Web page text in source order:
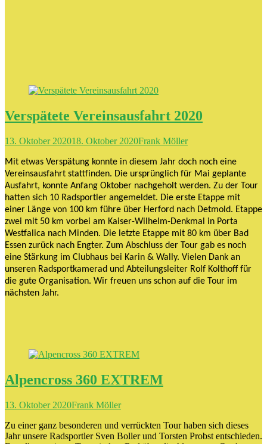
Verspätete Vereinsausfahrt 2020
13. Oktober 202018. Oktober 2020Frank Möller
Mit etwas Verspätung konnte in diesem Jahr doch noch eine
Vereinsausfahrt stattfinden. Die ursprünglich für Mai geplante
Ausfahrt, konnte Anfang Oktober nachgeholt werden. Zu der Tour
hatten sich 10 Radsportler angemeldet. Die erste Etappe mit
einer Länge von 100 km führe über Herford nach Detmold. Etappe
zwei mit 50 km vorbei am Kaiser-Wilhelm-Denkmal in Porta
Westfalica nach Minden. Die letzte Etappe mit 80 km über Bad
Essen zurück nach Engter. Zum Abschluss der Tour gab es noch
eine Stärkung im Clubhaus bei Karin & Wally. Vielen Dank an
unseren Radsportkamerad und Abteilungsleiter Rolf Kolthoff für
die gute Organisation. Wir freuen uns schon auf die Tour im
nächsten Jahr.
Alpencross 360 EXTREM
13. Oktober 2020Frank Möller
Zu einer ganz besonderen und verrückten Tour haben sich dieses
Jahr unsere Radsportler Sven Boller und Torsten Probst entschieden.